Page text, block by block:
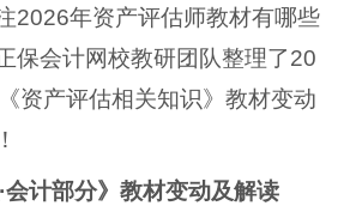
2026年资产评估师教材有哪些
保会计网校教研团队整理了20
资产评估相关知识》教材变动
会计部分》教材变动及解读